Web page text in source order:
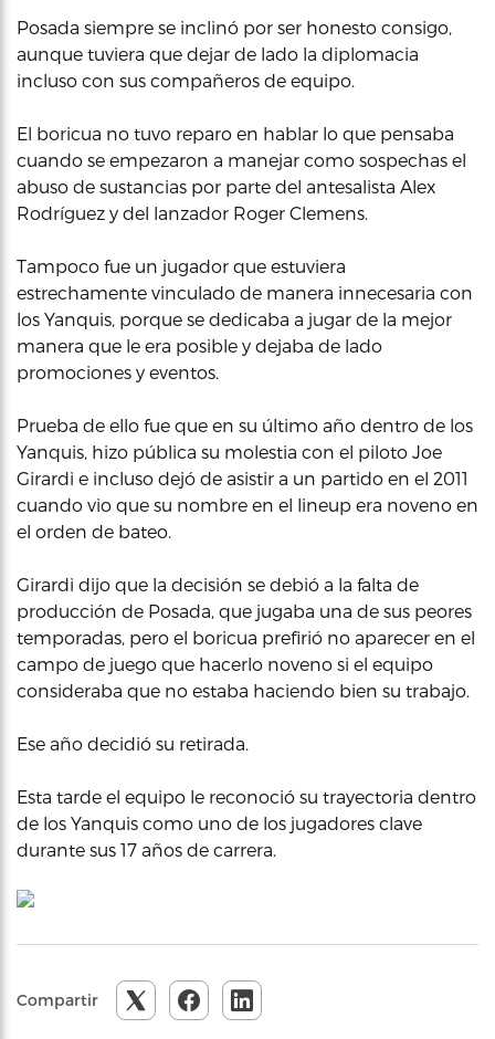
Posada siempre se inclinó por ser honesto consigo,
aunque tuviera que dejar de lado la diplomacia
incluso con sus compañeros de equipo.
El boricua no tuvo reparo en hablar lo que pensaba
cuando se empezaron a manejar como sospechas el
abuso de sustancias por parte del antesalista Alex
Rodríguez y del lanzador Roger Clemens.
Tampoco fue un jugador que estuviera
estrechamente vinculado de manera innecesaria con
los Yanquis, porque se dedicaba a jugar de la mejor
manera que le era posible y dejaba de lado
promociones y eventos.
Prueba de ello fue que en su último año dentro de los
Yanquis, hizo pública su molestia con el piloto Joe
Girardi e incluso dejó de asistir a un partido en el 2011
cuando vio que su nombre en el lineup era noveno en
el orden de bateo.
Girardi dijo que la decisión se debió a la falta de
producción de Posada, que jugaba una de sus peores
temporadas, pero el boricua prefirió no aparecer en el
campo de juego que hacerlo noveno si el equipo
consideraba que no estaba haciendo bien su trabajo.
Ese año decidió su retirada.
Esta tarde el equipo le reconoció su trayectoria dentro
de los Yanquis como uno de los jugadores clave
durante sus 17 años de carrera.
Compartir